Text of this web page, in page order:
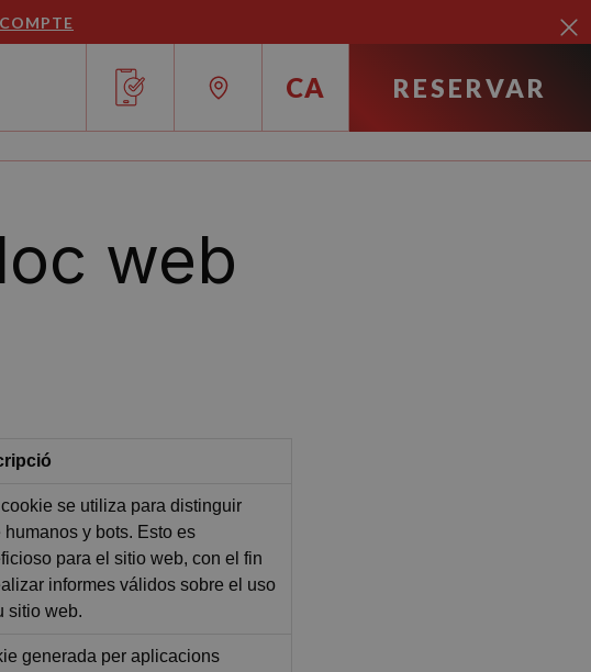
CA RESERVAR
web
cookie se utiliza para distinguir
humanos y bots. Esto es
para el sitio web, con el fin
informes válidos sobre el uso
sitio web.
generada per aplicacions